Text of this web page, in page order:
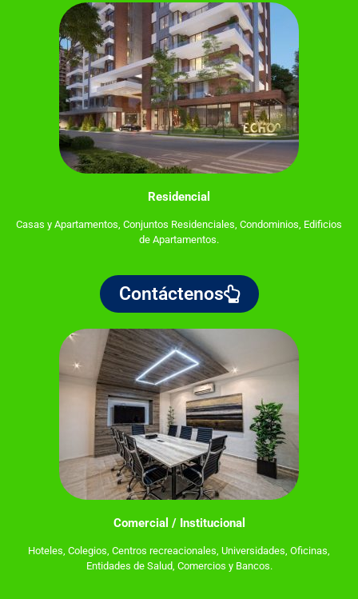
Residencial
Casas y Apartamentos, Conjuntos Residenciales, Condominios, Edificios
de Apartamentos.
Contáctenos
Comercial / Institucional
Hoteles, Colegios, Centros recreacionales, Universidades, Oficinas,
Entidades de Salud, Comercios y Bancos.